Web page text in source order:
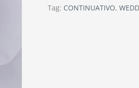
Tag: CONTINUATIVO,